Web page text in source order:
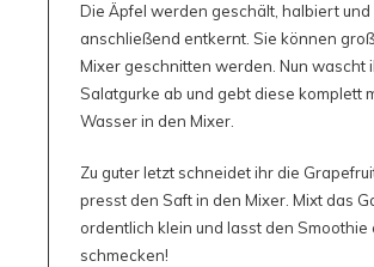
Die Äpfel werden geschält, halbiert und
anschließend entkernt. Sie können
Mixer geschnitten werden. Nun wascht
Salatgurke ab und gebt diese komplett
Wasser in den Mixer.
Zu guter letzt schneidet ihr die
presst den Saft in den Mixer. Mixt das
ordentlich klein und lasst den Smoothie
schmecken!